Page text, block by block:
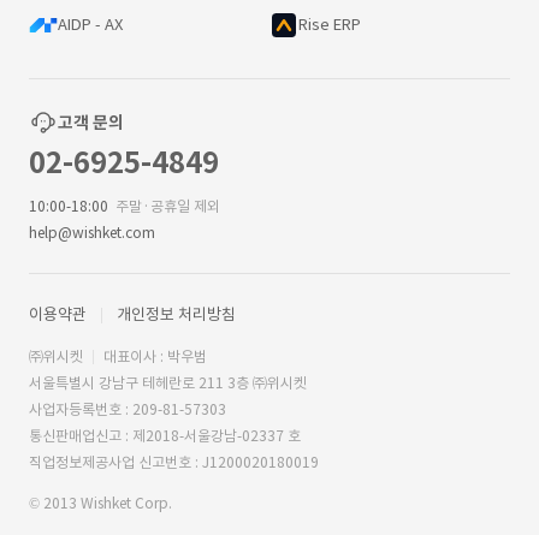
AIDP - AX Rise ERP
고객 문의
02-6925-4849
10:00-18:00 주말·공휴일 제외
help@wishket.com
이용약관 개인정보 처리방침
㈜위시켓
대표이사 : 박우범
서울특별시 강남구 테헤란로 211 3층 ㈜위시켓
사업자등록번호 : 209-81-57303
통신판매업신고 : 제2018-서울강남-02337 호
직업정보제공사업 신고번호 : J1200020180019
© 2013 Wishket Corp.